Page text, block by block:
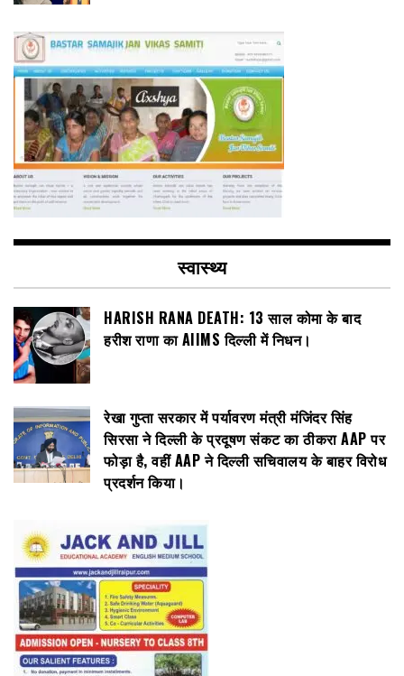
स्वास्थ्य
HARISH RANA DEATH: 13 साल कोमा के बाद
हरीश राणा का AIIMS दिल्ली में निधन।
रेखा गुप्ता सरकार में पर्यावरण मंत्री मंजिंदर सिंह
सिरसा ने दिल्ली के प्रदूषण संकट का ठीकरा AAP पर
फोड़ा है, वहीं AAP ने दिल्ली सचिवालय के बाहर विरोध
प्रदर्शन किया।